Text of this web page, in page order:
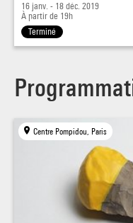
16 janv. - 18 déc. 2019
À partir de 19h
Terminé
Centre Pompidou, Paris